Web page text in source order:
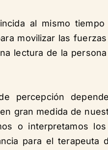
al mismo
movilizar las
lectura de la
percepción
gran medida de
o interpretamos los
para el terapeuta